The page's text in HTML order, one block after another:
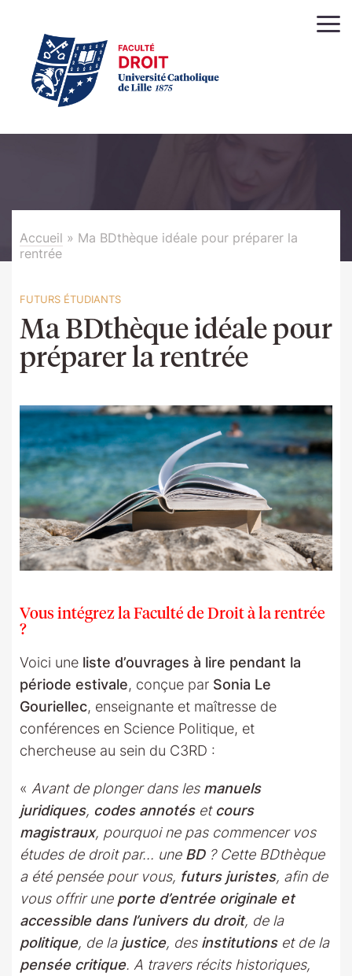
Accueil » Ma BDthèque idéale pour préparer la
rentrée
FUTURS ÉTUDIANTS
Ma BDthèque idéale pour
préparer la rentrée
Vous intégrez la Faculté de Droit à la rentrée
?
Voici une liste d’ouvrages à lire pendant la
période estivale, conçue par Sonia Le
Gouriellec, enseignante et maîtresse de
conférences en Science Politique, et
chercheuse au sein du C3RD :
« Avant de plonger dans les manuels
juridiques, codes annotésetcours
magistraux, pourquoi ne pas commencer vos
études de droit par… uneBD? Cette BDthèque
a été pensée pour vous, futurs juristes, afin de
vous offrir uneporte d’entrée originale et
accessible dans l’univers du droit, de la
politique, de la justice, des institutionset de la
pensée critique. A travers récits historiques,